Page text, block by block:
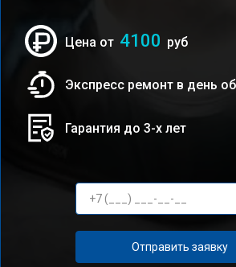
Цена от 4100 руб
Экспресс ремонт в день
Гарантия до 3-х лет
Отправить заявку